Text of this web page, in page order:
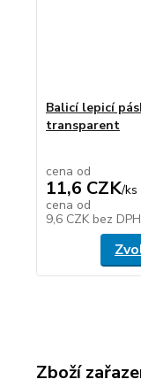
Balicí lepicí
transparent
cena od
11,6 CZK/ks
cena od
9,6 CZK bez DPH
Zboží